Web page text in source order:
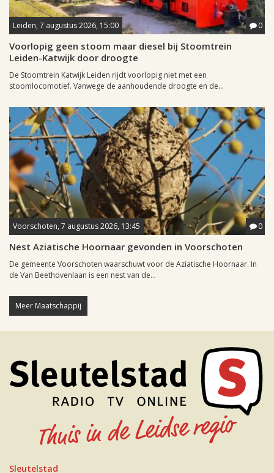
Leiden, 7 augustus 2026, 15:00 0
Voorlopig geen stoom maar diesel bij Stoomtrein
Leiden-Katwijk door droogte
De Stoomtrein Katwijk Leiden rijdt voorlopig niet met een
stoomlocomotief. Vanwege de aanhoudende droogte en de...
Voorschoten, 7 augustus 2026, 13:45 0
Nest Aziatische Hoornaar gevonden in Voorschoten
De gemeente Voorschoten waarschuwt voor de Aziatische Hoornaar. In
de Van Beethovenlaan is een nest van de...
Meer Maatschappij
Sleutelstad